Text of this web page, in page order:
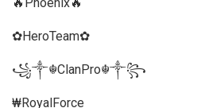
✿HeroTeam✿
꧁༒☬ClanPro☬༒꧂
₩RoyalForce